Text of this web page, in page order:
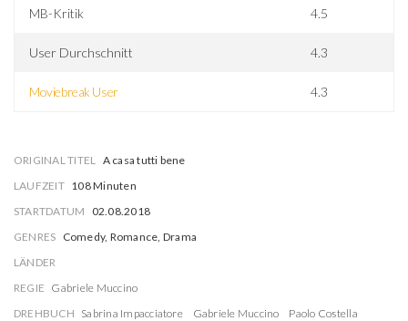
MB-Kritik 4.5
User Durchschnitt 4.3
Moviebreak User 4.3
ORIGINAL TITEL A casa tutti bene
LAUFZEIT 108 Minuten
STARTDATUM
02.08.2018
GENRES Comedy, Romance, Drama
LÄNDER
REGIE Gabriele Muccino
DREHBUCH Sabrina Impacciatore Gabriele Muccino
Paolo Costella